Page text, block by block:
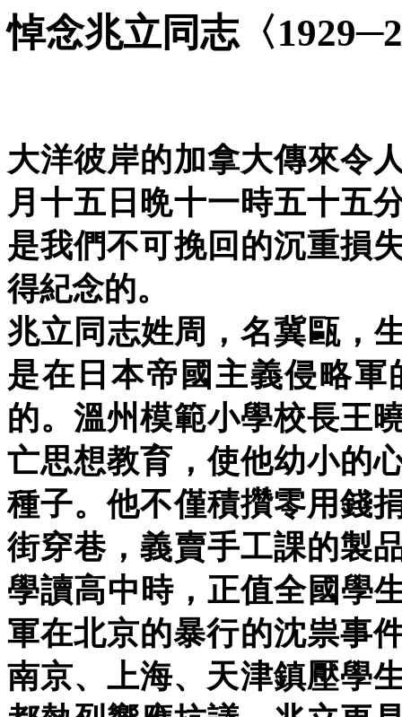
悼念兆立同志〈
大洋彼岸的加拿大傳來令
月十五日晩十一時五十五
是我們不可挽回的沉重損
得紀念的。
兆立同志姓周，名冀甌，
是在日本帝國主義侵略
的。溫州模範小學校長王
亡思想教育，使他幼小的
種子。他不僅積攢零用錢
街穿巷，義賣手工課的製
學讀高中時，正值全國學
軍在北京的暴行的沈祟事
南京、上海、天津鎮壓學